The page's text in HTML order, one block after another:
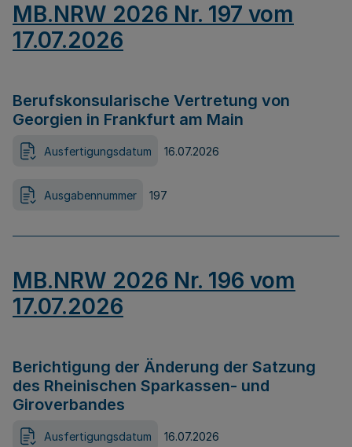
MB.NRW 2026 Nr. 197 vom
17.07.2026
Berufskonsularische Vertretung von
Georgien in Frankfurt am Main
Ausfertigungsdatum 16.07.2026
Ausgabennummer 197
MB.NRW 2026 Nr. 196 vom
17.07.2026
Berichtigung der Änderung der Satzung
des Rheinischen Sparkassen- und
Giroverbandes
Ausfertigungsdatum 16.07.2026